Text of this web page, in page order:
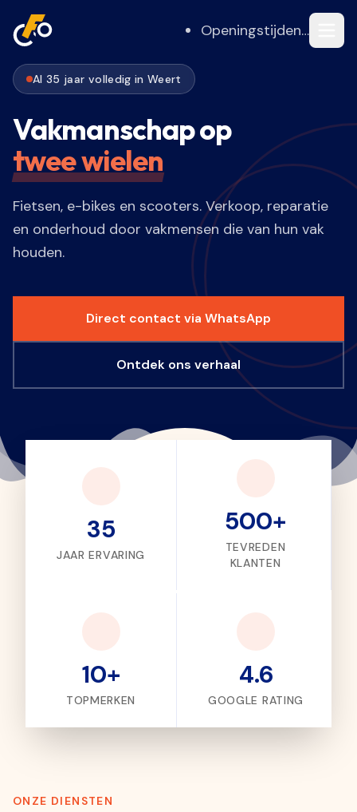
Openingstijden…
Al 35 jaar volledig in Weert
Vakmanschap op
twee wielen
Fietsen, e-bikes en scooters. Verkoop, reparatie
en onderhoud door vakmensen die van hun vak
houden.
Direct contact via WhatsApp
Ontdek ons verhaal
35
JAAR ERVARING
500+
TEVREDEN
KLANTEN
10+
TOPMERKEN
4.6
GOOGLE RATING
ONZE DIENSTEN